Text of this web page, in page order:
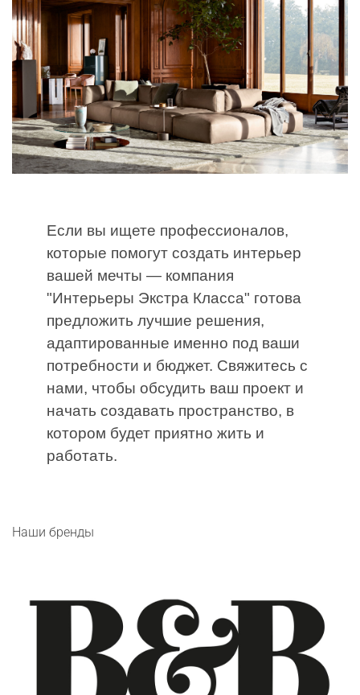
Если вы ищете профессионалов,
которые помогут создать интерьер
вашей мечты — компания
"Интерьеры Экстра Класса" готова
предложить лучшие решения,
адаптированные именно под ваши
потребности и бюджет. Свяжитесь с
нами, чтобы обсудить ваш проект и
начать создавать пространство, в
котором будет приятно жить и
работать.
Наши бренды